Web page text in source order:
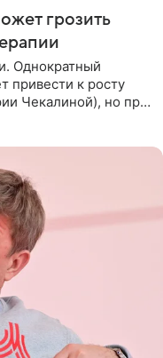
грозить
Однократный
привести к росту
Чекалиной), но при